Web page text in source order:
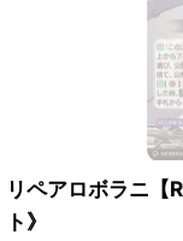
リペアロボラニ
ト》